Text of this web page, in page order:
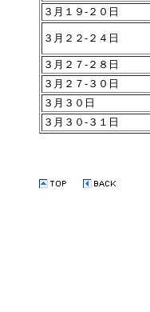
３月１９-２０日
３月２２-２４日
３月２７-２８日
３月２７-３０日
３月３０日
３月３０-３１日